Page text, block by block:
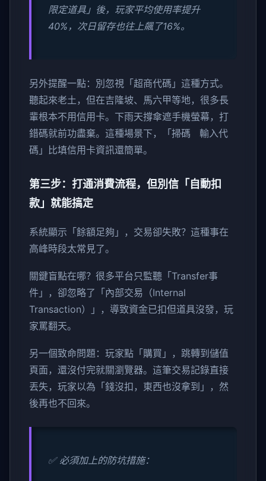
限定道具」後，玩家平均使用率提升
40%，次日留存也往上飆了16%。
另外提醒一點：別忽視「超商代碼」這種方式。
聽起來老土，但在吉隆坡、馬六甲等地，很多長
輩根本不用信用卡。下雨天撐傘遮手機螢幕，打
錯碼就前功盡棄。這種場景下，「掃碼 輸入代
碼」比填信用卡資訊還簡單。
第三步：打通消費流程，但別信「自動扣
款」就能搞定
系統顯示「餘額足夠」，交易卻失敗？這種事在
高峰時段太常見了。
關鍵盲點在哪？很多平台只監聽「Transfer事
件」，卻忽略了「內部交易（Internal
Transaction）」，導致資金已扣但道具沒發，玩
家罵翻天。
另一個致命問題：玩家點「購買」，跳轉到儲值
頁面，還沒付完就關瀏覽器。這筆交易記錄直接
丟失，玩家以為「錢沒扣，東西也沒拿到」，然
後再也不回來。
✅ 必須加上的防坑措施：